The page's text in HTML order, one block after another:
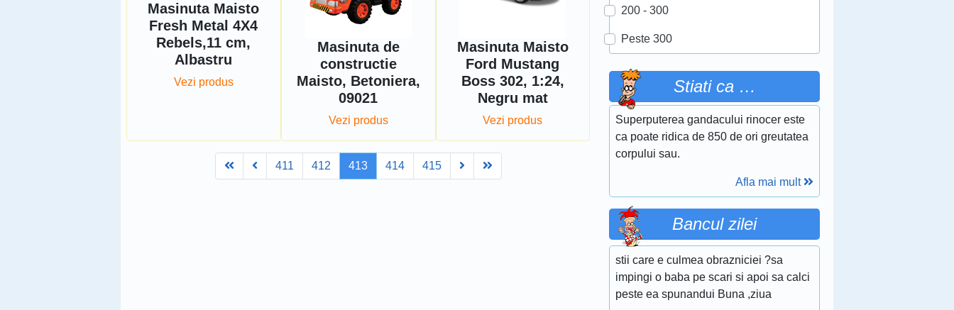
Masinuta Maisto
Fresh Metal 4X4
Rebels,11 cm,
Albastru
Vezi produs
Masinuta de
constructie
Maisto, Betoniera,
09021
Vezi produs
Masinuta Maisto
Ford Mustang
Boss 302, 1:24,
Negru mat
Vezi produs
FirstPrev411 412 413 414 415 Next Last
200 - 300
Peste 300
Stiati ca …
Superputerea gandacului rinocer este
ca poate ridica de 850 de ori greutatea
corpului sau.
Afla mai mult
Bancul zilei
stii care e culmea obrazniciei ?sa
impingi o baba pe scari si apoi sa calci
peste ea spunandui Buna ,ziua